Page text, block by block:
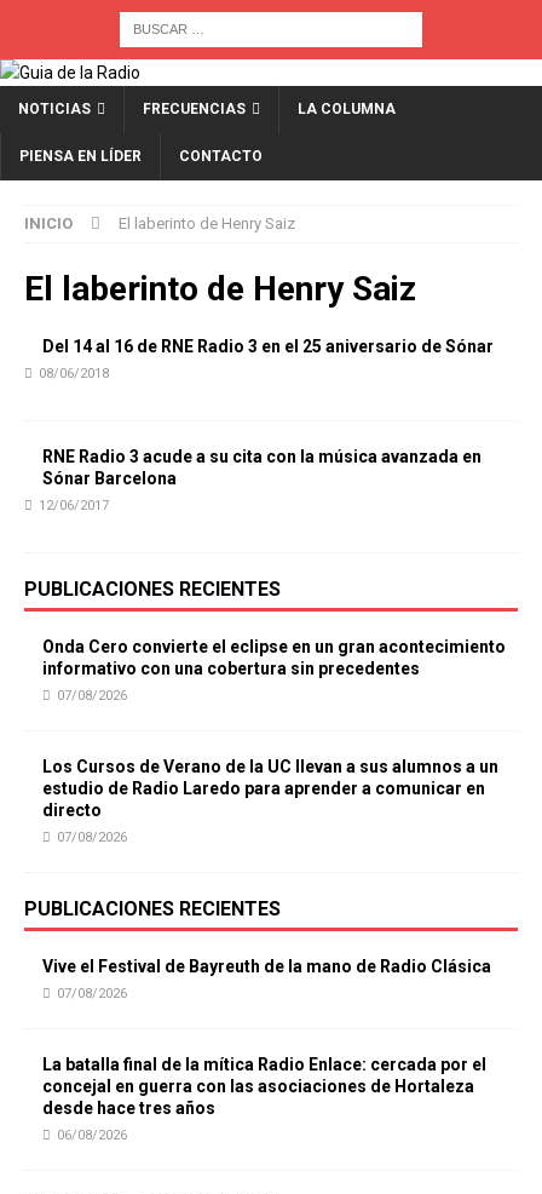
NOTICIAS FRECUENCIAS LA COLUMNA
PIENSA EN LÍDER CONTACTO
INICIO El laberinto de Henry Saiz
El laberinto de Henry Saiz
Del 14 al 16 de RNE Radio 3 en el 25 aniversario de Sónar
08/06/2018
RNE Radio 3 acude a su cita con la música avanzada en
Sónar Barcelona
12/06/2017
PUBLICACIONES RECIENTES
Onda Cero convierte el eclipse en un gran acontecimiento
informativo con una cobertura sin precedentes
07/08/2026
Los Cursos de Verano de la UC llevan a sus alumnos a un
estudio de Radio Laredo para aprender a comunicar en
directo
07/08/2026
PUBLICACIONES RECIENTES
Vive el Festival de Bayreuth de la mano de Radio Clásica
07/08/2026
La batalla final de la mítica Radio Enlace: cercada por el
concejal en guerra con las asociaciones de Hortaleza
desde hace tres años
06/08/2026